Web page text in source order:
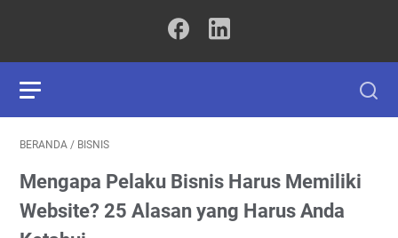
BERANDA / BISNIS
Mengapa Pelaku Bisnis Harus Memiliki
Website? 25 Alasan yang Harus Anda